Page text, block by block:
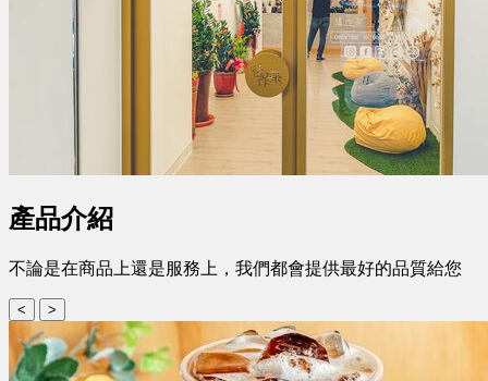
產品介紹
不論是在商品上還是服務上，我們都會提供最好的品質給您
< >